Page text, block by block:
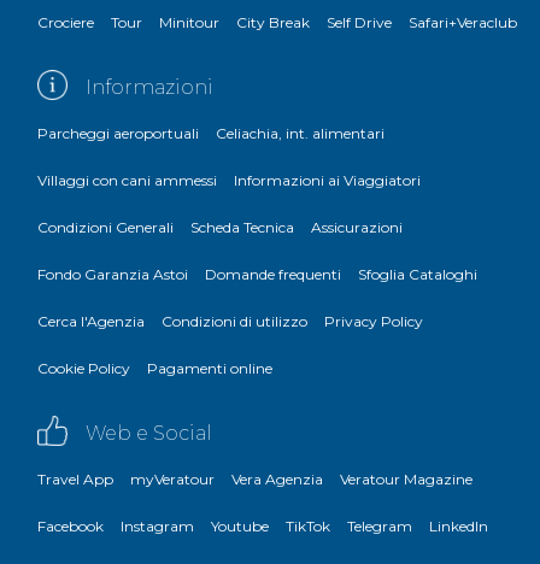
Crociere Tour Minitour City Break Self Drive Safari+Veraclub
Informazioni
Parcheggi aeroportuali Celiachia, int. alimentari
Villaggi con cani ammessi Informazioni ai Viaggiatori
Condizioni Generali Scheda Tecnica Assicurazioni
Fondo Garanzia Astoi Domande frequenti Sfoglia Cataloghi
Cerca l'Agenzia Condizioni di utilizzo Privacy Policy
Cookie Policy Pagamenti online
Web e Social
Travel App myVeratour Vera Agenzia Veratour Magazine
Facebook Instagram Youtube TikTok Telegram LinkedIn